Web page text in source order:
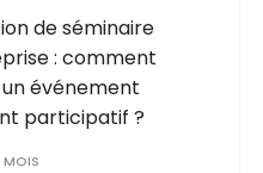
de séminaire
: comment
événement
participatif ?
MOIS